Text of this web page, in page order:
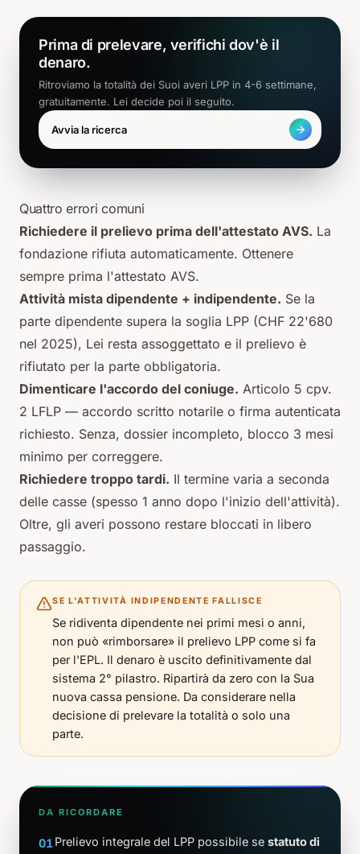
Prima di prelevare, verifichi dov'è il
denaro.
Ritroviamo la totalità dei Suoi averi LPP in 4-6 settimane,
gratuitamente. Lei decide poi il seguito.
Avvia la ricerca
Quattro errori comuni
Richiedere il prelievo prima dell'attestato AVS. La
fondazione rifiuta automaticamente. Ottenere
sempre prima l'attestato AVS.
Attività mista dipendente + indipendente. Se la
parte dipendente supera la soglia LPP (CHF 22'680
nel 2025), Lei resta assoggettato e il prelievo è
rifiutato per la parte obbligatoria.
Dimenticare l'accordo del coniuge. Articolo 5 cpv.
2 LFLP — accordo scritto notarile o firma autenticata
richiesto. Senza, dossier incompleto, blocco 3 mesi
minimo per correggere.
Richiedere troppo tardi. Il termine varia a seconda
delle casse (spesso 1 anno dopo l'inizio dell'attività).
Oltre, gli averi possono restare bloccati in libero
passaggio.
SE L'ATTIVITÀ INDIPENDENTE FALLISCE
Se ridiventa dipendente nei primi mesi o anni,
non può «rimborsare» il prelievo LPP come si fa
per l'EPL. Il denaro è uscito definitivamente dal
sistema 2° pilastro. Ripartirà da zero con la Sua
nuova cassa pensione. Da considerare nella
decisione di prelevare la totalità o solo una
parte.
DA RICORDARE
01Prelievo integrale del LPP possibile se statuto di